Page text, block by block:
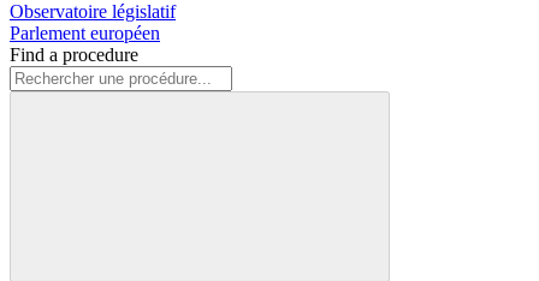
Observatoire législatif
Parlement européen
Find a procedure